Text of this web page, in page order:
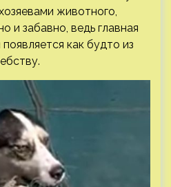
животного,
и забавно, ведь главная
как будто из